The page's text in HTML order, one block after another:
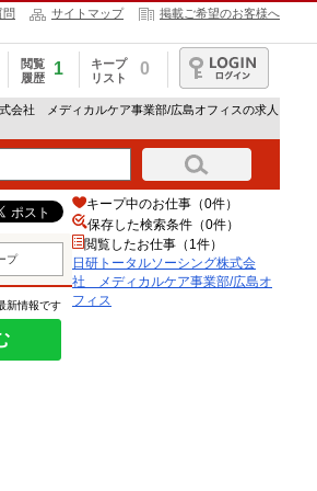
問 サイトマップ 掲載ご希望のお客様へ
閲覧
履歴
1
キープ
リスト
0
ログイン
会社 メディカルケア事業部/広島オフィスの求人
プ
新情報です
キープ中のお仕事（0件）
保存した検索条件（0件）
閲覧したお仕事（1件）
日研トータルソーシング株式会
社 メディカルケア事業部/広島オ
フィス